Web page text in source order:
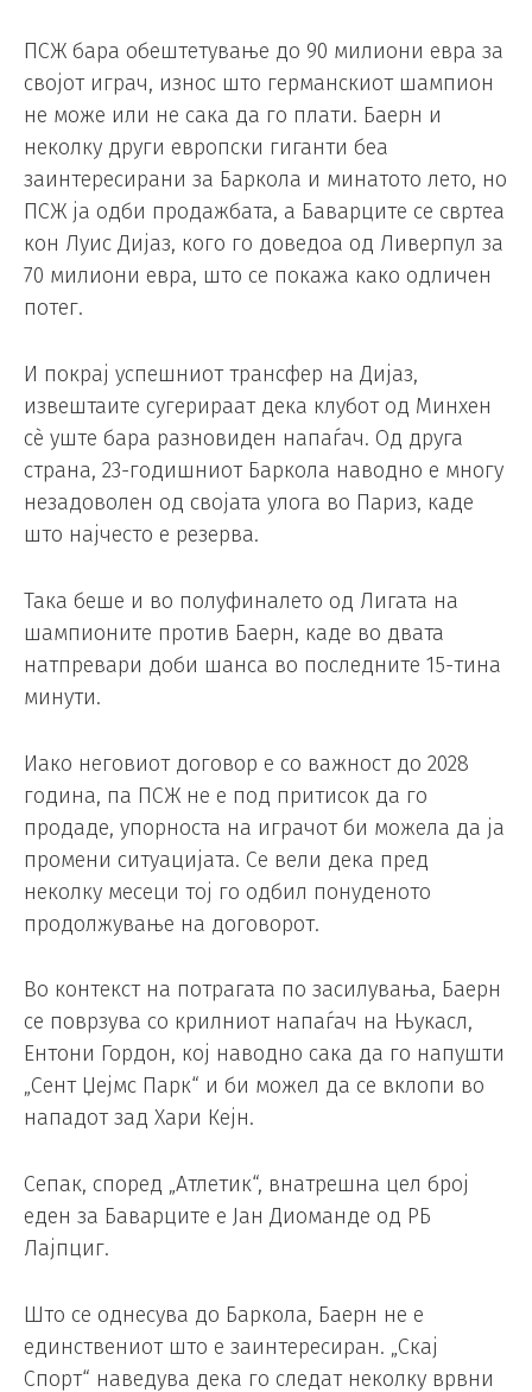
ПСЖ бара обештетување до 90 милиони евра за
својот играч, износ што германскиот шампион
не може или не сака да го плати. Баерн и
неколку други европски гиганти беа
заинтересирани за Баркола и минатото лето, но
ПСЖ ја одби продажбата, а Баварците се свртеа
кон Луис Дијаз, кого го доведоа од Ливерпул за
70 милиони евра, што се покажа како одличен
потег.
И покрај успешниот трансфер на Дијаз,
извештаите сугерираат дека клубот од Минхен
сè уште бара разновиден напаѓач. Од друга
страна, 23-годишниот Баркола наводно е многу
незадоволен од својата улога во Париз, каде
што најчесто е резерва.
Така беше и во полуфиналето од Лигата на
шампионите против Баерн, каде во двата
натпревари доби шанса во последните 15-тина
минути.
Иако неговиот договор е со важност до 2028
година, па ПСЖ не е под притисок да го
продаде, упорноста на играчот би можела да ја
промени ситуацијата. Се вели дека пред
неколку месеци тој го одбил понуденото
продолжување на договорот.
Во контекст на потрагата по засилувања, Баерн
се поврзува со крилниот напаѓач на Њукасл,
Ентони Гордон, кој наводно сака да го напушти
„Сент Џејмс Парк“ и би можел да се вклопи во
нападот зад Хари Кејн.
Сепак, според „Атлетик“, внатрешна цел број
еден за Баварците е Јан Диоманде од РБ
Лајпциг.
Што се однесува до Баркола, Баерн не е
единствениот што е заинтересиран. „Скај
Спорт“ наведува дека го следат неколку врвни